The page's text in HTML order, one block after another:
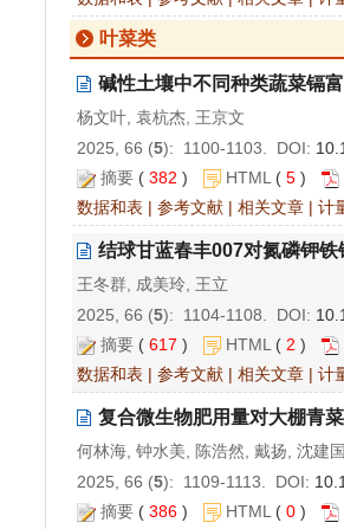
叶菜类
碱性土壤中不同种类蔬菜镉
杨文叶, 袁杭杰, 王京文
2025, 66 (5): 1100-1103. DOI:
摘要 ( 382 ) HTML ( 5 )
数据和表 | 参考文献 | 相关文章 | 计
结球甘蓝春丰007对氮磷钾
王冬群, 成美玲, 王立
2025, 66 (5): 1104-1108. DOI:
摘要 ( 617 ) HTML ( 2 )
数据和表 | 参考文献 | 相关文章 | 计
复合微生物肥用量对大棚青
何林海, 钟水美, 陈浩然, 戴扬, 沈建
2025, 66 (5): 1109-1113. DOI:
摘要 ( 386 ) HTML ( 0 )